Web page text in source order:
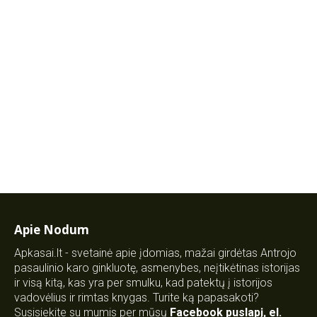
Apie Nodum
Apkasai.lt - svetainė apie įdomias, mažai girdėtas Antrojo
pasaulinio karo ginkluotę, asmenybes, neįtikėtinas istorijas
ir visą kitą, kas yra per smulku, kad patektų į istorijos
vadovėlius ir rimtas knygas. Turite ką papasakoti?
Susisiekite su mumis per mūsų Facebook puslapį, el.